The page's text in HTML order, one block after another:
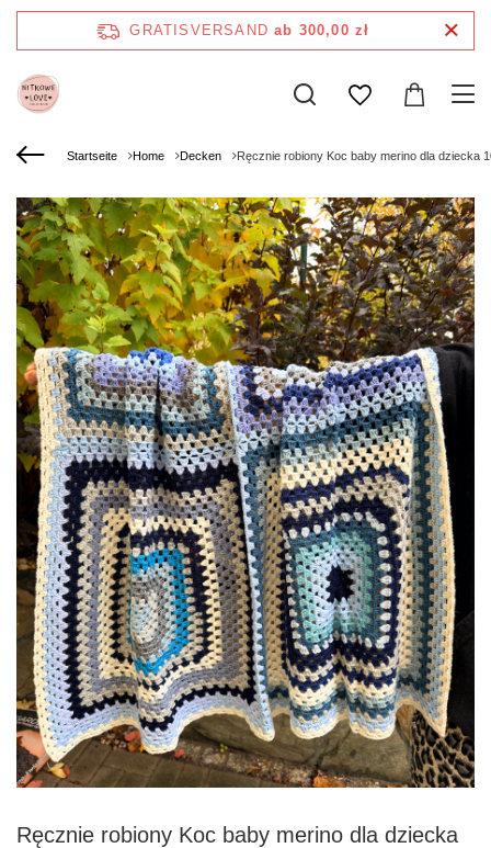
GRATISVERSAND ab 300,00 zł
Startseite Home Decken Ręcznie robiony Koc baby merino dla dziecka
Ręcznie robiony Koc baby merino dla dziecka